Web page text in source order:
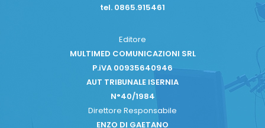
tel. 0865.915461
Editore
MULTIMED COMUNICAZIONI SRL
P.iVA 00935640946
AUT TRIBUNALE ISERNIA
N°40/1984
Direttore Responsabile
ENZO DI GAETANO